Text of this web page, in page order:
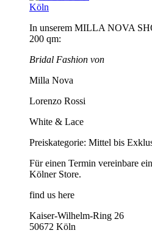
Köln
In unserem MILLA NOVA
200 qm:
Bridal Fashion von
Milla Nova
Lorenzo Rossi
White & Lace
Preiskategorie: Mittel bis
Für einen Termin vereinbare
Kölner Store.
find us here
Kaiser-Wilhelm-Ring 26
50672 Köln